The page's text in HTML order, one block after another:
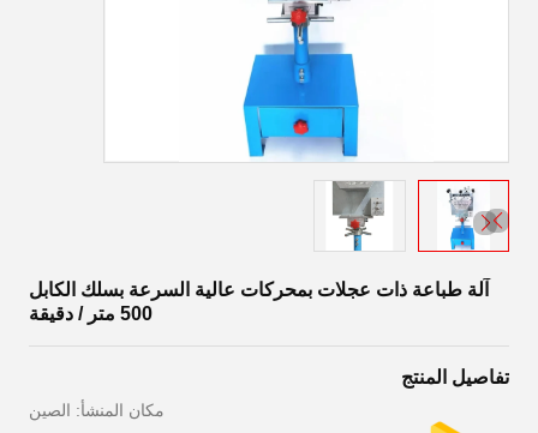
آلة طباعة ذات عجلات بمحركات عالية السرعة بسلك الكابل
500 متر / دقيقة
تفاصيل المنتج
مكان المنشأ: الصين